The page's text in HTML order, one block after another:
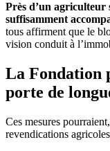
Près d’un agriculteur
suffisamment
tous affirment que le
vision conduit à
La Fondation
porte de
Ces mesures
revendications